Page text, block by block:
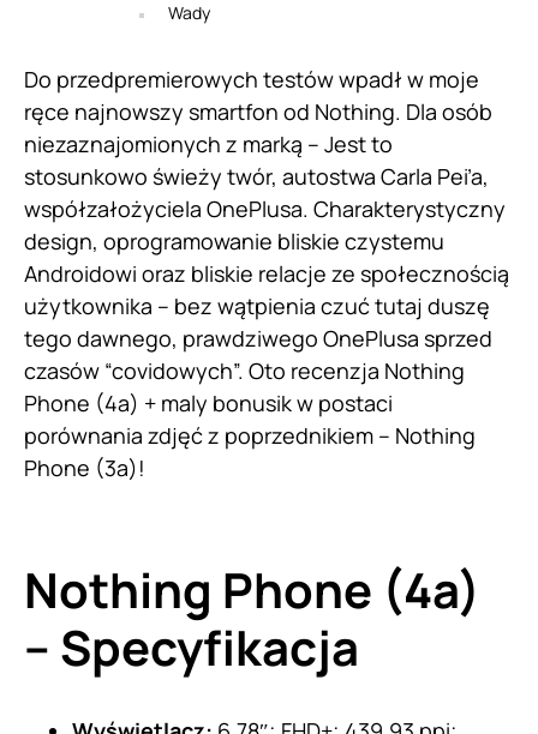
Wady
Do przedpremierowych testów wpadł w moje
ręce najnowszy smartfon od Nothing. Dla osób
niezaznajomionych z marką – Jest to
stosunkowo świeży twór, autostwa Carla Pei’a,
współzałożyciela OnePlusa. Charakterystyczny
design, oprogramowanie bliskie czystemu
Androidowi oraz bliskie relacje ze społecznością
użytkownika – bez wątpienia czuć tutaj duszę
tego dawnego, prawdziwego OnePlusa sprzed
czasów “covidowych”. Oto recenzja Nothing
Phone (4a) + maly bonusik w postaci
porównania zdjęć z poprzednikiem – Nothing
Phone (3a)!
Nothing Phone (4a)
– Specyfikacja